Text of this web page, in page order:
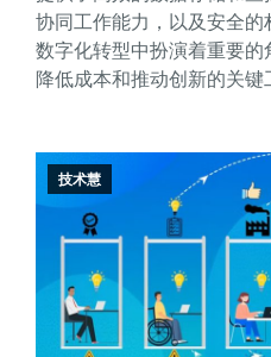
协同工作能力，以及安全
数字化转型中扮演着重要的
降低成本和推动创新的关键
技术慧